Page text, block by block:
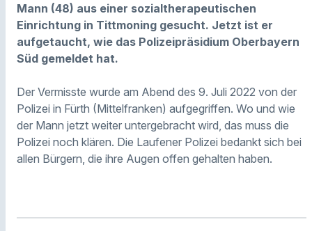
Mann (48) aus einer sozialtherapeutischen
Einrichtung in Tittmoning gesucht. Jetzt ist er
aufgetaucht, wie das Polizeipräsidium Oberbayern
Süd gemeldet hat.
Der Vermisste wurde am Abend des 9. Juli 2022 von der
Polizei in Fürth (Mittelfranken) aufgegriffen. Wo und wie
der Mann jetzt weiter untergebracht wird, das muss die
Polizei noch klären. Die Laufener Polizei bedankt sich bei
allen Bürgern, die ihre Augen offen gehalten haben.